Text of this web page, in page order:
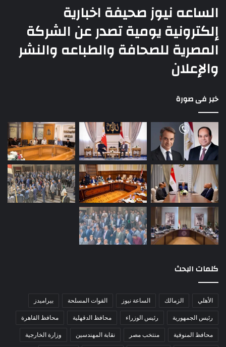
الساعه نيوز صحيفة اخبارية
إلكترونية يومية تصدر عن الشركة
المصرية للصحافة والطباعه والنشر
والإعلان
خبر فى صورة
كلمات البحث
الأهلي الزمالك الساعة نيوز القوات المسلحة
بيراميدز
رئيس الجمهورية
رئيس الوزراء محافظ الدقهلية
محافظ القاهرة
محافظ المنوفية
منتخب مصر نقابة المهندسين
وزارة الخارجية